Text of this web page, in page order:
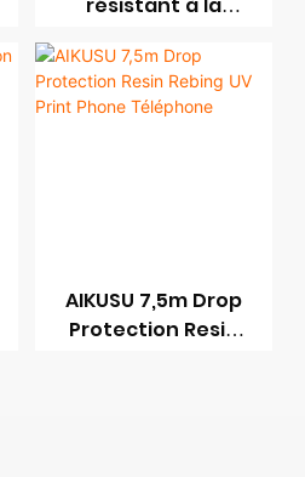
résistant à la
en drop stell UV
Impression de
téléphone
AIKUSU 7,5m Drop
Protection Resin